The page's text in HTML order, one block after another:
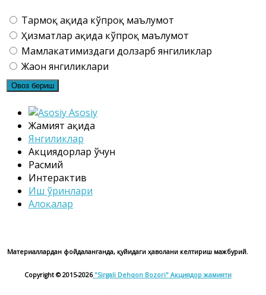
Тармоқ ҳақида кўпроқ маълумот
Ҳизматлар ҳақида кўпроқ маълумот
Мамлакатимиздаги долзарб янгиликлар
Жаҳон янгиликлари
Asosiy
Жамият ҳақида
Янгиликлар
Акциядорлар ўчун
Расмий
Интерактив
Иш ўринлари
Алоқалар
Материаллардан фойдаланганда, қуйидаги ҳаволани келтириш мажбурий.
Copyright © 2015-2026"Sirgali Dehqon Bozori" Акциядор жамияти